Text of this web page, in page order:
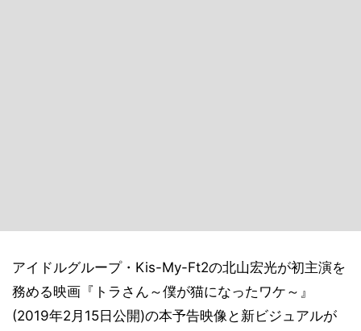
アイドルグループ・Kis-My-Ft2の北山宏光が初主演を
務める映画『トラさん～僕が猫になったワケ～』
(2019年2月15日公開)の本予告映像と新ビジュアルが